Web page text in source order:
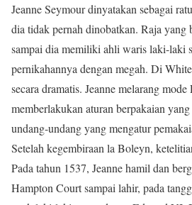
Jeanne Seymour dinyatakan sebagai
dia tidak pernah dinobatkan. Raja yang
sampai dia memiliki ahli waris laki-laki
pernikahannya dengan megah. Di
secara dramatis. Jeanne melarang mode
memberlakukan aturan berpakaian
undang-undang yang mengatur
Setelah kegembiraan la Boleyn,
Pada tahun 1537, Jeanne hamil dan
Hampton Court sampai lahir, pada